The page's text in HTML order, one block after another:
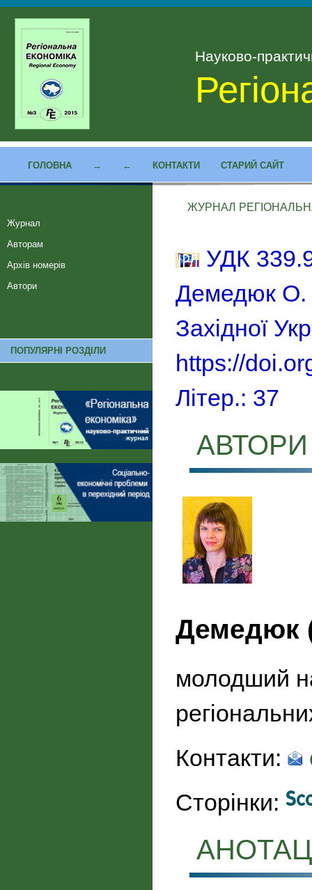
Науково-
ГОЛОВНА → ← КОНТАКТИ СТАРИЙ САЙТ
Журнал
Авторам
Архів номерів
Автори
ПОПУЛЯРНІ РОЗДІЛИ
ЖУРНАЛ
УДК
Демедюк О.
Західної
https://
Літер.: 37
АВТОРИ
Демедюк
молодший
Контакти:
Сторінки: